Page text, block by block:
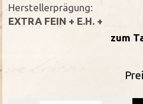
Herstellerprägung:
EXTRA FEIN + E.H. +
zum